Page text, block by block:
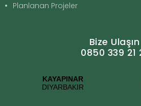
Planlanan Projeler
Bize Ulaşın
0850 339 21